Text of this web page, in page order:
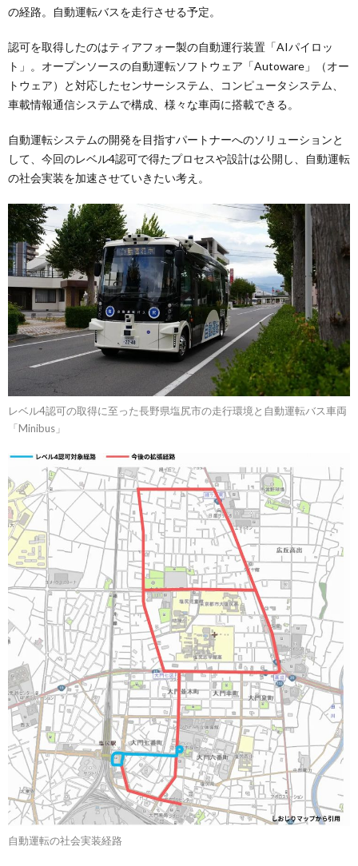
の経路。自動運転バスを走行させる予定。
認可を取得したのはティアフォー製の自動運行装置「AIパイロッ
ト」。オープンソースの自動運転ソフトウェア「Autoware」（オー
トウェア）と対応したセンサーシステム、コンピュータシステム、
車載情報通信システムで構成、様々な車両に搭載できる。
自動運転システムの開発を目指すパートナーへのソリューションと
して、今回のレベル4認可で得たプロセスや設計は公開し、自動運転
の社会実装を加速させていきたい考え。
レベル4認可の取得に至った長野県塩尻市の走行環境と自動運転バス車両
「Minibus」
自動運転の社会実装経路